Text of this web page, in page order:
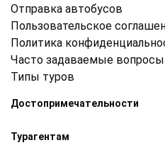
Отправка автобусов
Пользовательское
Политика
Часто задаваемые вопросы
Типы туров
Достопримечательности
Турагентам